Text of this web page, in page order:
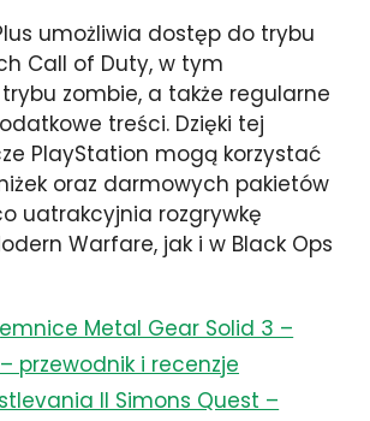
umożliwia dostęp do trybu
Call of Duty, w tym
zombie, a także regularne
treści. Dzięki tej
PlayStation mogą korzystać
oraz darmowych pakietów
uatrakcyjnia rozgrywkę
Warfare, jak i w Black Ops
Metal Gear Solid 3 –
przewodnik i recenzje
II Simons Quest –